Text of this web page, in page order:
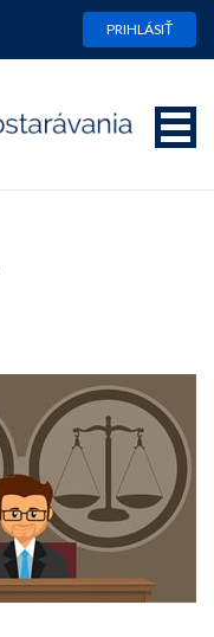
PRIHLÁSIŤ